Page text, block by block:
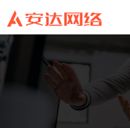
标签 需要